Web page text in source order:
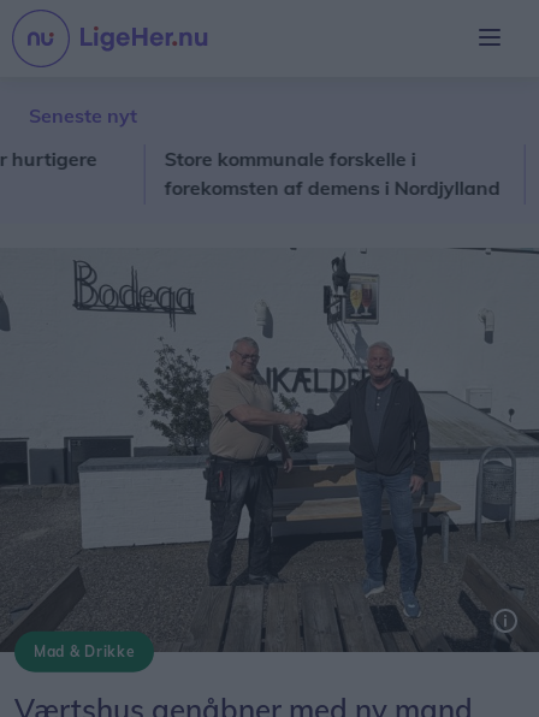
Seneste nyt
Store kommunale forskelle i
forekomsten af demens i Nordjylland
nu
Mad & Drikke
Værtshus genåbner med ny mand